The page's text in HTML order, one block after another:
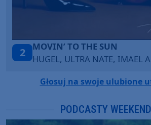
ANGEL
Głosuj na swoje ulubione
PODCASTY